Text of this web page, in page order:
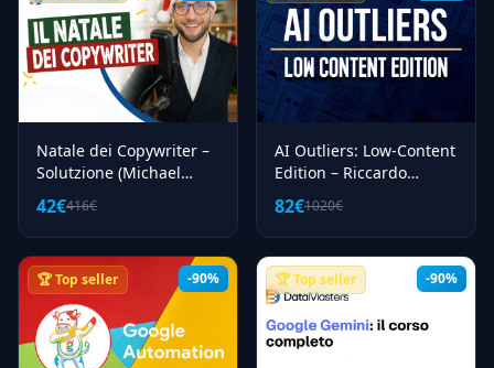
Natale dei Copywriter –
Solutzione (Michael
42€416€
AI Outliers: Low-Content
Edition – Riccardo
82€1020€
-90%
🏆 Top seller -90%
🏆 Top seller